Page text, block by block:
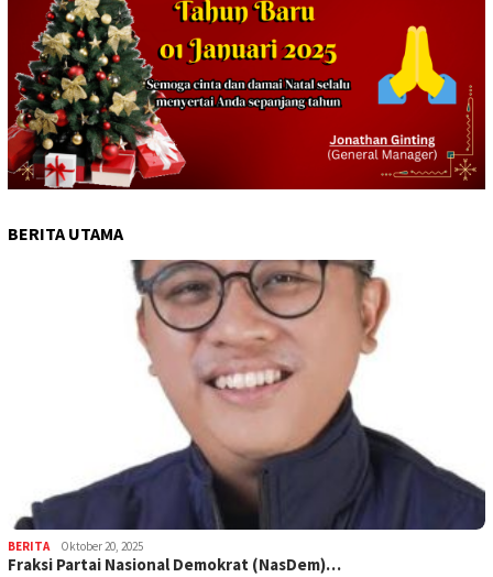
BERITA UTAMA
BERITA Oktober 20, 2025
Fraksi Partai Nasional Demokrat (NasDem)…